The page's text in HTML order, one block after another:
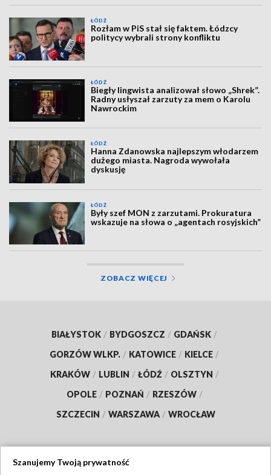
ŁÓDŹ
Rozłam w PiS stał się faktem. Łódzcy
politycy wybrali strony konfliktu
ŁÓDŹ
Biegły lingwista analizował słowo „Shrek”.
Radny usłyszał zarzuty za mem o Karolu
Nawrockim
ŁÓDŹ
Hanna Zdanowska najlepszym włodarzem
dużego miasta. Nagroda wywołała
dyskusję
ŁÓDŹ
Były szef MON z zarzutami. Prokuratura
wskazuje na słowa o „agentach rosyjskich”
ZOBACZ WIĘCEJ
BIAŁYSTOK / BYDGOSZCZ / GDAŃSK /
GORZÓW WLKP. / KATOWICE / KIELCE /
KRAKÓW / LUBLIN / ŁÓDŹ / OLSZTYN /
OPOLE / POZNAŃ / RZESZÓW /
SZCZECIN / WARSZAWA / WROCŁAW
Szanujemy Twoją prywatność